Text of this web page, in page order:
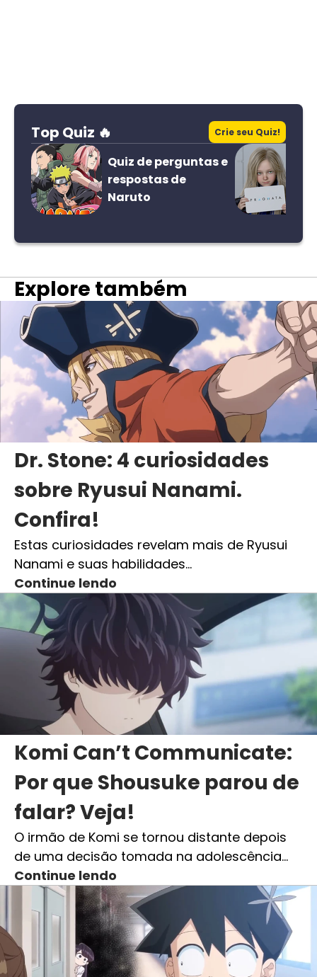
Top Quiz 🔥 Crie seu Quiz!
Quiz de perguntas e
respostas de
Naruto
Explore também
Dr. Stone: 4 curiosidades
sobre Ryusui Nanami.
Confira!
Estas curiosidades revelam mais de Ryusui
Nanami e suas habilidades…
Continue lendo
Komi Can’t Communicate:
Por que Shousuke parou de
falar? Veja!
O irmão de Komi se tornou distante depois
de uma decisão tomada na adolescência…
Continue lendo